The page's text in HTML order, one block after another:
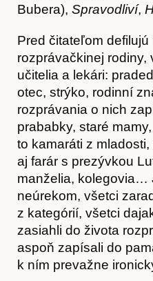
Bubera), Spravodliví,
Pred čitateľom
rozprávačkinej rodiny,
učitelia a lekári:
otec, strýko, rodinní
rozprávania o nich
prababky, staré
to kamaráti z
aj farár s prezývkou
manželia, kolegovia…
neúrekom, všetci
z kategórií, všetci
zasiahli do života
aspoň zapísali do
k ním prevažne